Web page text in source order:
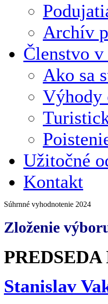
Archív
Členstvo
Ako sa
Výhody
Užitočné
Kontakt
Súhrnné vyhodnotenie 2024
Zloženie
Stanislav